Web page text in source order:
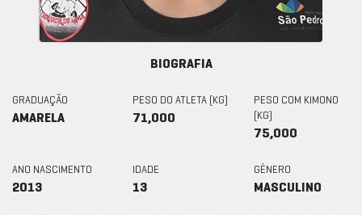
BIOGRAFIA
GRADUAÇÃO
AMARELA
PESO DO ATLETA (KG)
71,000
PESO COM KIMONO
(KG)
75,000
ANO NASCIMENTO
2013
IDADE
13
GÊNERO
MASCULINO